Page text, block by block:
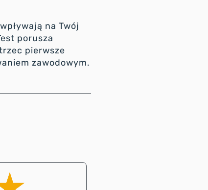
na Twój
porusza
pierwsze
zawodowym.